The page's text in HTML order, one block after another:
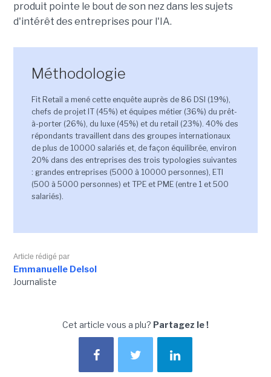
produit pointe le bout de son nez dans les sujets
d'intérêt des entreprises pour l'IA.
Méthodologie
Fit Retail a mené cette enquête auprès de 86 DSI (19%),
chefs de projet IT (45%) et équipes métier (36%) du prêt-
à-porter (26%), du luxe (45%) et du retail (23%). 40% des
répondants travaillent dans des groupes internationaux
de plus de 10000 salariés et, de façon équilibrée, environ
20% dans des entreprises des trois typologies suivantes
: grandes entreprises (5000 à 10000 personnes), ETI
(500 à 5000 personnes) et TPE et PME (entre 1 et 500
salariés).
Article rédigé par
Emmanuelle Delsol
Journaliste
Cet article vous a plu? Partagez le !